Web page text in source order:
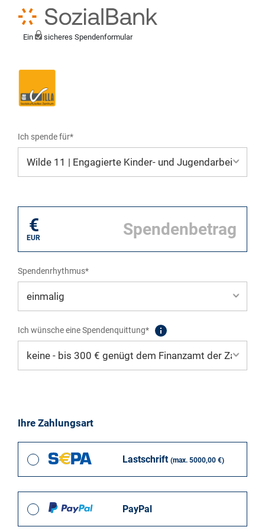
Ein sicheres Spendenformular
Ich spende für*
€
EUR
Spendenrhythmus*
Ich wünsche eine Spendenquittung*
Ihre Zahlungsart
Lastschrift (max. 5000,00 €)
PayPal